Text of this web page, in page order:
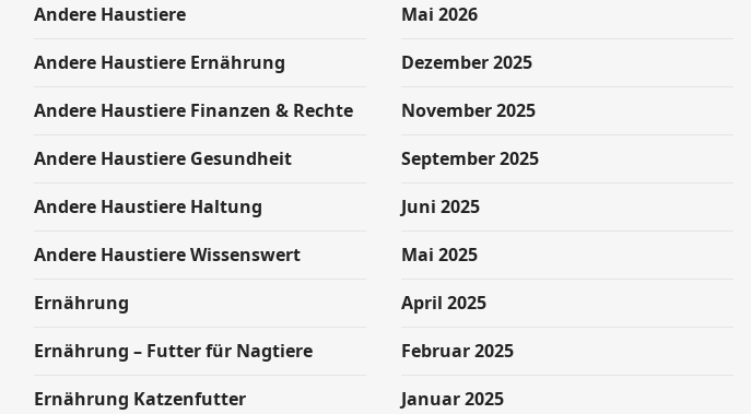
Andere Haustiere
Andere Haustiere Ernährung
Andere Haustiere Finanzen & Rechte
Andere Haustiere Gesundheit
Andere Haustiere Haltung
Andere Haustiere Wissenswert
Ernährung
Ernährung – Futter für Nagtiere
Ernährung Katzenfutter
Mai 2026
Dezember 2025
November 2025
September 2025
Juni 2025
Mai 2025
April 2025
Februar 2025
Januar 2025